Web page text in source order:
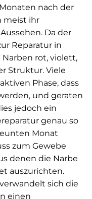
nach der
meist ihr
Da der
Reparatur in
rot, violett,
Struktur. Viele
Phase, dass
und geraten
jedoch ein
genau so
Monat
zum Gewebe
denen die Narbe
auszurichten.
sich die
einen